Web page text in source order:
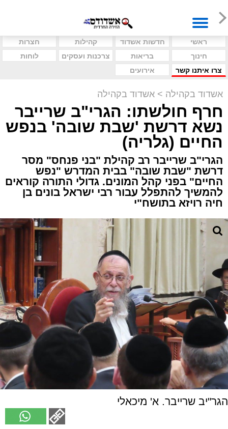
ראשי חדשות אשדוד קהילות
חצרות
חינוך
בריאות צרכנות ועסקים
לוחות
צרו איתנו קשר
אירועים
אשדוד בקהילה > אשדוד בקהילה
חרף חולשתו: הגרי"ב שרייבר
נשא דרשת 'שבת שובה' בנפש
החיים (גלריה)
הגרי"ב שרייבר רב קהילת "בני פנחס" מסר
דרשת "שבת שובה" בבית המדרש "נפש
החיים" בפני קהל המונים. גדולי התורה קוראים
להמשיך להתפלל עבור רבי ישראל בונים בן
חיה רויזא בתושח"י
הגר"יב שרייבר. א' מיכאלי